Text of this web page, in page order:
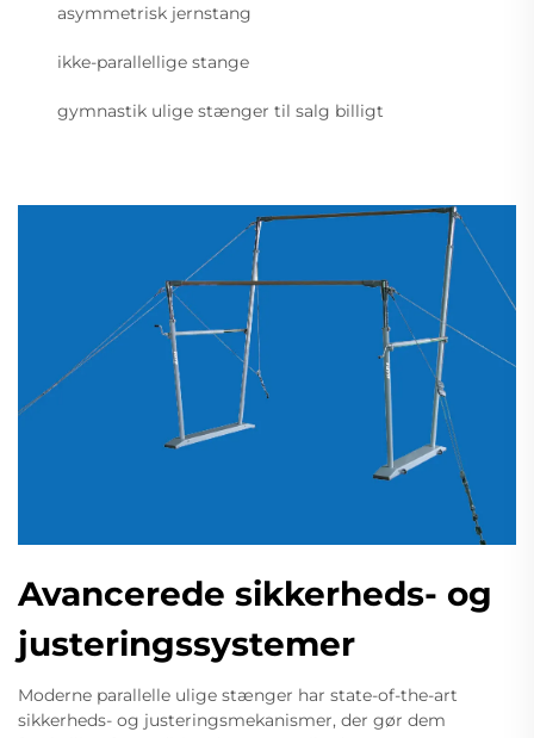
asymmetrisk jernstang
ikke-parallellige stange
gymnastik ulige stænger til salg billigt
Avancerede sikkerheds- og
justeringssystemer
Moderne parallelle ulige stænger har state-of-the-art
sikkerheds- og justeringsmekanismer, der gør dem